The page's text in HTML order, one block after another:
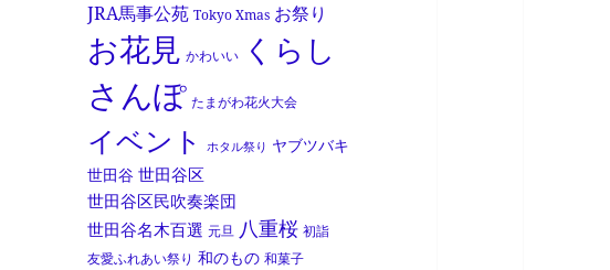
JRA馬事公苑 Tokyo Xmas お祭り
お花見 かわいい くらし
さんぽ たまがわ花火大会
イベント ホタル祭り ヤブツバキ
世田谷 世田谷区
世田谷区民吹奏楽団
世田谷名木百選 元旦 八重桜 初詣
友愛ふれあい祭り 和のもの 和菓子